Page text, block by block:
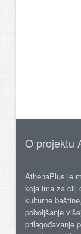
O projektu
AthenaPlus je
koja ima za cilj
kulturne
poboljšanje
prilagođavanje